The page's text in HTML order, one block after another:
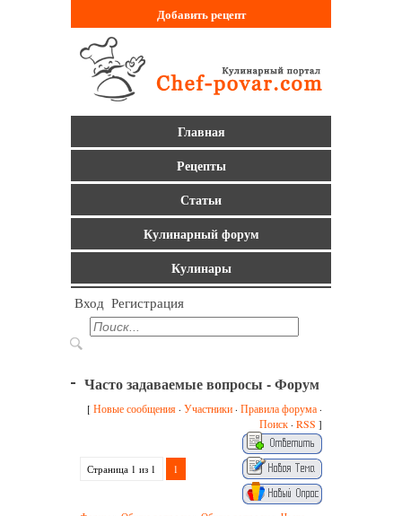
Добавитьрецепт
Главная
Рецепты
Статьи
Кулинарный форум
Кулинары
Вход Регистрация
Часто задаваемые вопросы - Форум
[ Новые сообщения · Участники · Правила форума ·
Поиск · RSS ]
Страница 1 из 1 1